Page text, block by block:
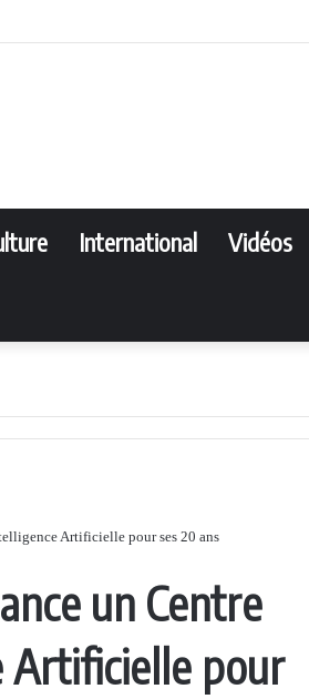
International Vidéos
Artificielle pour ses 20 ans
un Centre
Artificielle pour